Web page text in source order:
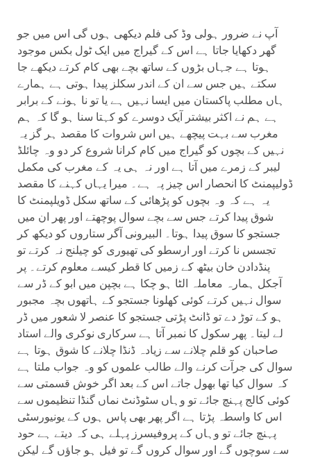
آپ نے ضرور ہولی وڈ کی فلم دیکھی ہوں گی اس میں جو
گھر دکھایا جاتا ہے اس کے گیراج میں ایک ٹول بکس موجود
ہوتا ہے جہاں بڑوں کے ساتھ بچے بھی کام کرتے دیکھے جا
سکتے ہیں جس سے ان کے اندر سکلز پیدا ہوتی ہے ہمارے
ہاں مطلب پاکستان میں ایسا نہیں ہے یا تو نا ہونے کے برابر
ہے ہم نے اکثر بیشتر آیک دوسرے کو کہتا سنا ہو گا کہ ہم
مغرب سے بہت پیچھے ہیں اس شروات کا مقصد ہر گز یہ
نہیں کے بچوں کو گیراج میں کام کرانا شروع کر دو وہ چائلڈ
لیبر کے زمرے میں آتا ہے اور نہ ہی یہ کے مغرب کی مکمل
ڈولیپمنٹ کا انحصار اس چیز پہ ہے۔ میرا یہاں کہنے کا مقصد
یہ ہے کہ وہ بچوں کو پڑھائی کے ساتھ سکل ڈویلپمنٹ کا
شوق پیدا کرتے جس سے بچے سوال پوچھتے اور پھر ان میں
جستجو کا سوق پیدا ہوتا۔ البیرونی آگر ستاروں کو دیکھ کر
تجسس نا کرتے اور ارسطو کی تھیوری کو چیلنج نہ کرتے تو
پنڈدادن خان بیٹھ کے زمیں کا قطر کیسے معلوم کرتے۔ پر
آجکل ہمارہ معاملہ الٹا ہو چکا ہے بچپن میں ابو کے ڈر سے
سوال نہیں کرتے کوئی کھلونا جستجو کے ہاتھوں بچہ مجبور
ہو کے توڑ دے تو ڈانٹ پڑتی جستجو کا عنصر لا شعور میں ڈر
لے لیتا۔ پھر سکول کا نمبر آتا ہے سرکاری نوکری والے استاد
صاحبان کو قلم چلانے سے زیادہ ڈنڈا چلانے کا شوق ہوتا ہے
سوال کی جرآت کرنے والے طالب علموں کو وہ جواب ملتا ہے
کہ سوال کیا تھا بھول جاتے اس کے بعد اگر خوش قسمتی سے
کوئی کالج پہنچ جائے تو وہاں سٹوڈنٹ نماں گنڈا تنظیموں سے
اس کا واسطہ پڑتا ہے اگر پھر بھی پاس ہوں کے یونیورسٹی
پہنچ جائے تو وہاں کے پروفیسرز پہلے ہی کہ دیتے ہے حود
سے سوچوں گے اور سوال کروں گے تو فیل ہو جاؤں گے لیکن